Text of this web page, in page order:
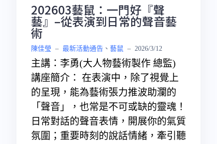
202603藝鼠：一門好『聲
藝』–從表演到日常的聲音藝
術
陳佳瑩 – 最新活動通告 、 藝鼠 – 2026/3/12
主講：李勇(大人物藝術製作 總監)
講座簡介： 在表演中，除了視覺上
的呈現，能為藝術張力推波助瀾的
「聲音」，也常是不可或缺的靈魂！
日常對話的聲音表情，開展你的氣質
氛圍；重要時刻的說話情緒，牽引聽